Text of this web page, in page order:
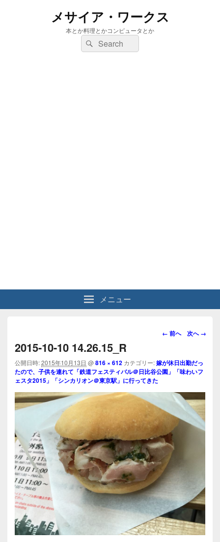
メサイア・ワークス
本とか料理とかコンピュータとか
検
索:
検
索
メニュー
画
ビ
ゲ
シ
ョ
ン
← 前へ 次へ →
2015-10-10 14.26.15_R
公開日時:2015年10月13日 @816 × 612 カテゴリー:嫁が休日出勤だっ
たので、子供を連れて「鉄道フェスティバル＠日比谷公園」「味わいフ
ェスタ2015」「シンカリオン＠東京駅」に行ってきた